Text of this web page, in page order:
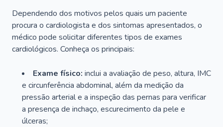
Dependendo dos motivos pelos quais um paciente
procura o cardiologista e dos sintomas apresentados, o
médico pode solicitar diferentes tipos de exames
cardiológicos. Conheça os principais:
Exame físico: inclui a avaliação de peso, altura, IMC
e circunferência abdominal, além da medição da
pressão arterial e a inspeção das pernas para verificar
a presença de inchaço, escurecimento da pele e
úlceras;